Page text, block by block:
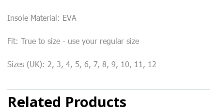
Insole Material: EVA
Fit: True to size - use your regular size
Sizes (UK): 2, 3, 4, 5, 6, 7, 8, 9, 10, 11, 12
Related Products